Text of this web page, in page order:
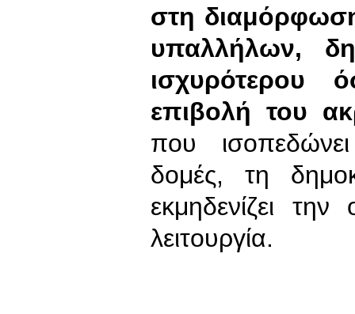
στη
υπαλλήλων,
ισχυρότερου
επιβολή του
που
δομές, τη
εκμηδενίζει
λειτουργία.